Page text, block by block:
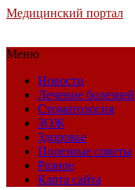
Медицинский портал
Меню
Новости
Лечение болезней
Стоматология
ЗОЖ
Здоровье
Полезные советы
Разное
Карта сайта